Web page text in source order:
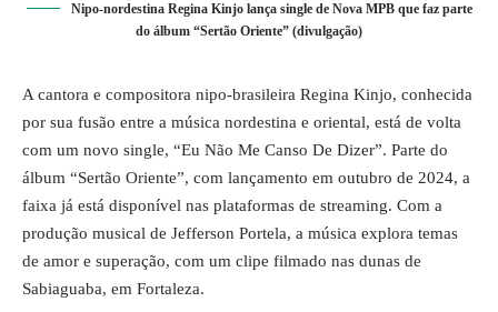
Nipo-nordestina Regina Kinjo lança single de Nova MPB que faz parte
do álbum “Sertão Oriente” (divulgação)
A cantora e compositora nipo-brasileira Regina Kinjo, conhecida
por sua fusão entre a música nordestina e oriental, está de volta
com um novo single, “Eu Não Me Canso De Dizer”. Parte do
álbum “Sertão Oriente”, com lançamento em outubro de 2024, a
faixa já está disponível nas plataformas de streaming. Com a
produção musical de Jefferson Portela, a música explora temas
de amor e superação, com um clipe filmado nas dunas de
Sabiaguaba, em Fortaleza.